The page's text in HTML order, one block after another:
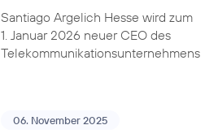
Santiago Argelich Hesse wird zum
1. Januar 2026 neuer CEO des
Telekommunikationsunternehmens
06. November 2025